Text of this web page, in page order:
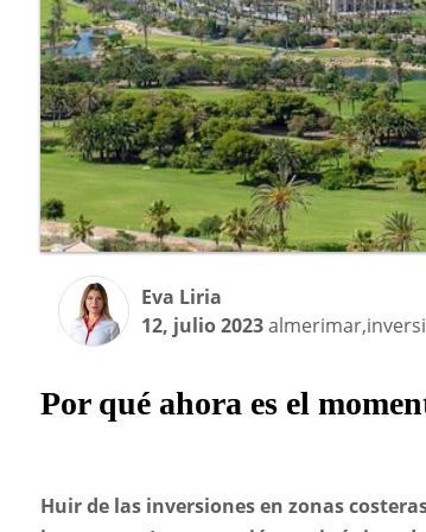
Eva Liria
12, julio 2023
Por qué ahora es el
Huir de las inversiones en zonas